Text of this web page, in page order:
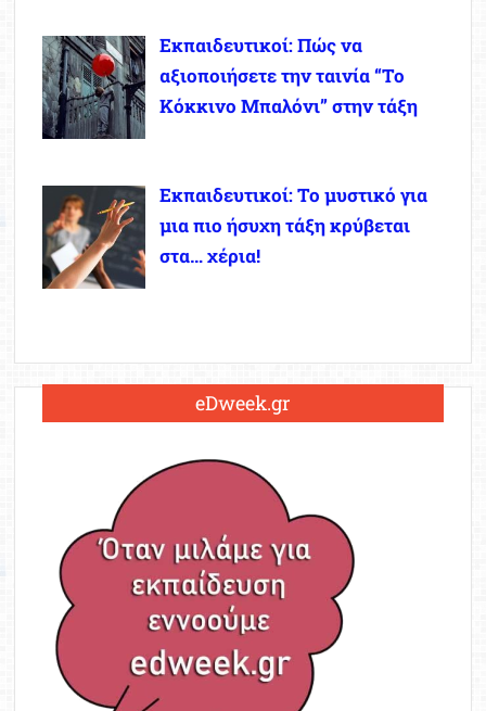
Εκπαιδευτικοί: Πώς να
αξιοποιήσετε την ταινία “Το
Κόκκινο Μπαλόνι” στην τάξη
Εκπαιδευτικοί: Το μυστικό για
μια πιο ήσυχη τάξη κρύβεται
στα… χέρια!
eDweek.gr